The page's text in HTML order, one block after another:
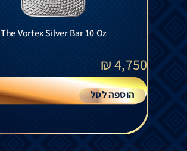
The Vortex Silver Bar 10 Oz
4,750
₪
הוספה לסל